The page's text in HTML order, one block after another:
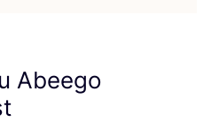
Abeego